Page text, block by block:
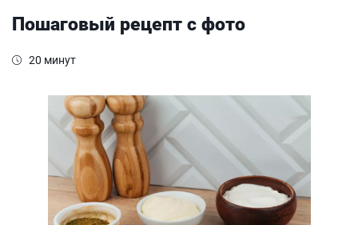
Пошаговый рецепт с фото
20 минут